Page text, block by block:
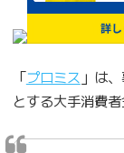
「プロミス 」は
とする大手消費